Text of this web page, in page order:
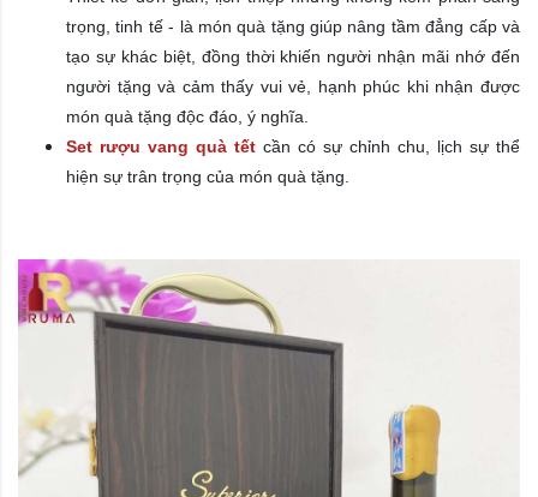
trọng, tinh tế - là món quà tặng giúp nâng tầm đẳng cấp và
tạo sự khác biệt, đồng thời khiến người nhận mãi nhớ đến
người tặng và cảm thấy vui vẻ, hạnh phúc khi nhận được
món quà tặng độc đáo, ý nghĩa.
Set rượu vang quà tết cần có sự chỉnh chu, lịch sự thể
hiện sự trân trọng của món quà tặng.